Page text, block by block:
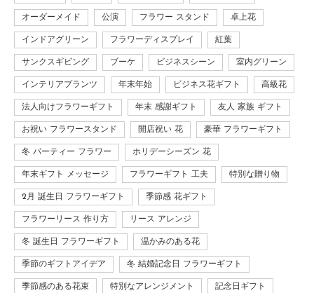
オーダーメイド 公演 フラワー スタンド 卓上花
インドアグリーン フラワーディスプレイ 紅葉
サンクスギビング ブーケ ビジネスシーン 室内グリーン
インテリアプランツ 年末年始 ビジネス花ギフト 高級花
法人向けフラワーギフト 年末 感謝ギフト 友人 家族 ギフト
お祝い フラワースタンド 開店祝い 花 豪華 フラワーギフト
冬 パーティー フラワー ホリデーシーズン 花
年末ギフト メッセージ フラワーギフト 工夫 特別な贈り物
2月 誕生日 フラワーギフト 季節感 花ギフト
フラワーリース 作り方 リース アレンジ
冬 誕生日 フラワーギフト 温かみのある花
季節のギフトアイデア 冬 結婚記念日 フラワーギフト
季節感のある花束 特別なアレンジメント 記念日ギフト